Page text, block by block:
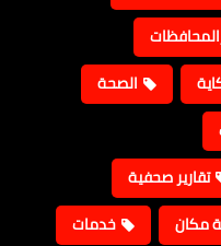
الصحة
تقارير صحفية
مكان
خدمات